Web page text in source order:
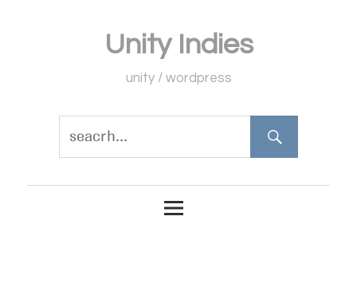
Unity Indies
unity / wordpress